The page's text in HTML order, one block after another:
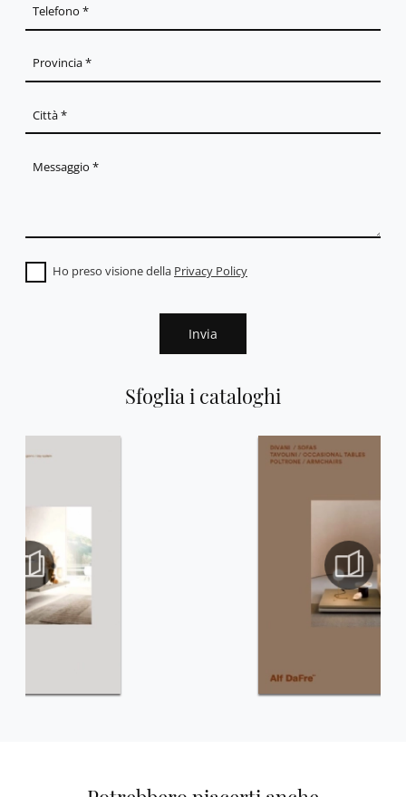
Sfoglia i cataloghi
Ho preso visione della Privacy Policy
Invia